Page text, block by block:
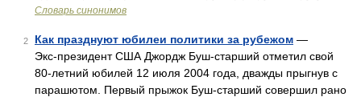
Словарь синонимов
2 Как празднуют юбилеи политики за рубежом —
Экс‑президент США Джордж Буш‑старший отметил свой
80‑летний юбилей 12 июля 2004 года, дважды прыгнув с
парашютом. Первый прыжок Буш‑старший совершил рано